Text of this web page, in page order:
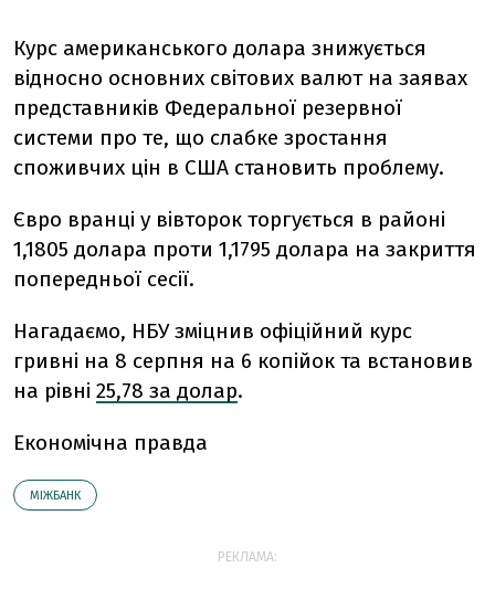
Курс американського долара знижується
відносно основних світових валют на заявах
представників Федеральної резервної
системи про те, що слабке зростання
споживчих цін в США становить проблему.
Євро вранці у вівторок торгується в районі
1,1805 долара проти 1,1795 долара на закриття
попередньої сесії.
Нагадаємо, НБУ зміцнив офіційний курс
гривні на 8 серпня на 6 копійок та встановив
на рівні 25,78 за долар.
Економічна правда
МІЖБАНК
РЕКЛАМА: